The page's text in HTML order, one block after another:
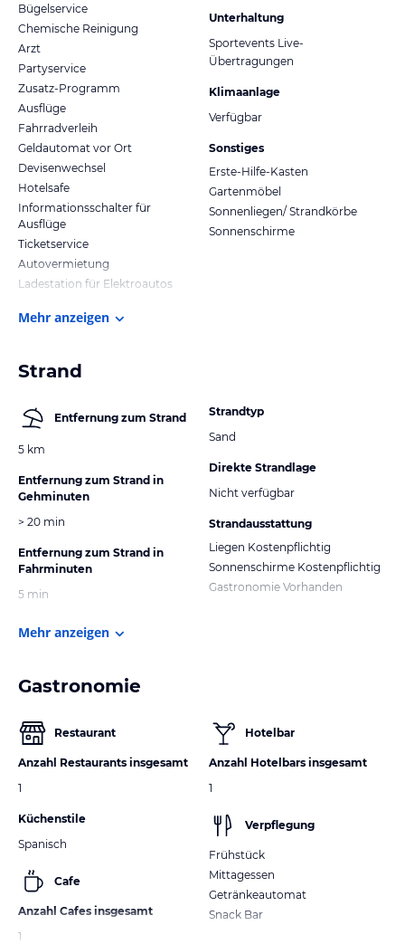
Bügelservice
Chemische Reinigung
Arzt
Partyservice
Zusatz-Programm
Ausflüge
Fahrradverleih
Geldautomat vor Ort
Devisenwechsel
Hotelsafe
Informationsschalter für
Ausflüge
Ticketservice
Autovermietung
Ladestation für Elektroautos
Unterhaltung
Sportevents Live-
Übertragungen
Klimaanlage
Verfügbar
Sonstiges
Erste-Hilfe-Kasten
Gartenmöbel
Sonnenliegen/ Strandkörbe
Sonnenschirme
Mehr anzeigen
Strand
Entfernung zum Strand
5 km
Entfernung zum Strand in
Gehminuten
> 20 min
Entfernung zum Strand in
Fahrminuten
5 min
Strandtyp
Sand
Direkte Strandlage
Nicht verfügbar
Strandausstattung
Liegen Kostenpflichtig
Sonnenschirme Kostenpflichtig
Gastronomie Vorhanden
Mehr anzeigen
Gastronomie
Restaurant
Anzahl Restaurants insgesamt
1
Küchenstile
Spanisch
Cafe
Anzahl Cafes insgesamt
1
Hotelbar
Anzahl Hotelbars insgesamt
1
Verpflegung
Frühstück
Mittagessen
Getränkeautomat
Snack Bar